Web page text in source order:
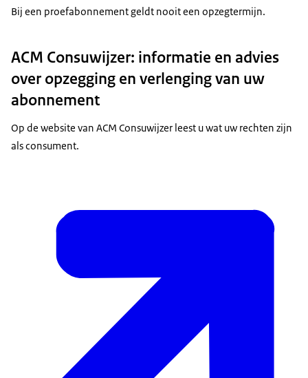
Bij een proefabonnement geldt nooit een opzegtermijn.
ACM Consuwijzer: informatie en advies
over opzegging en verlenging van uw
abonnement
Op de website van ACM Consuwijzer leest u wat uw rechten zijn
als consument.